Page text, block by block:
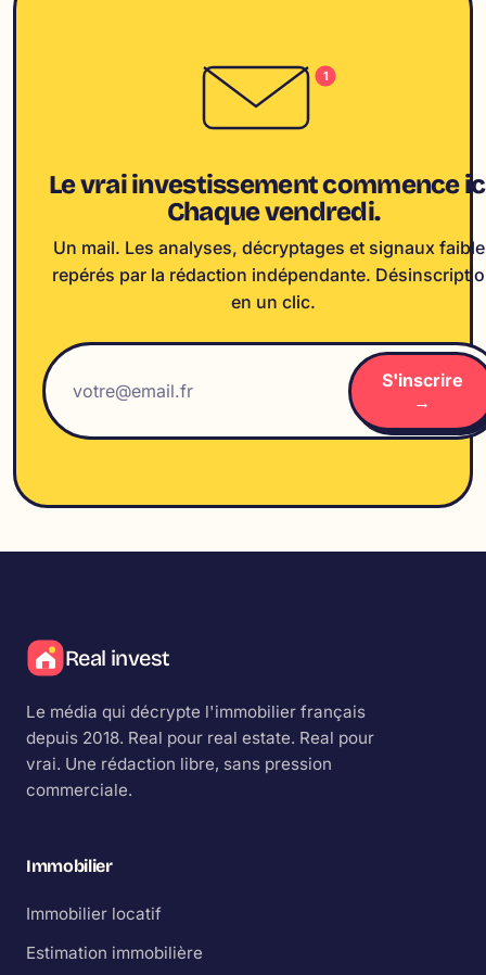
1
Le vrai investissement commence
Chaque vendredi.
Un mail. Les analyses, décryptages et signaux
repérés par la rédaction indépendante.
en un clic.
S'inscrire
→
Real invest
Le média qui décrypte l'immobilier français
depuis 2018. Real pour real estate. Real pour
vrai. Une rédaction libre, sans pression
commerciale.
Immobilier
Immobilier locatif
Estimation immobilière